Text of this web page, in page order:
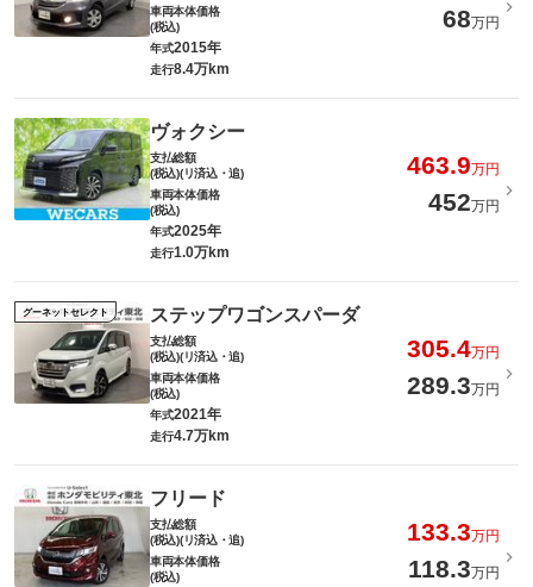
車両本体価格
(税込)
68万円
年式2015年
走行8.4万km
ヴォクシー
支払総額
(税込)(リ済込・追)
463.9万円
車両本体価格
(税込)
452万円
年式2025年
走行1.0万km
グーネットセレクト ステップワゴンスパーダ
支払総額
(税込)(リ済込・追)
305.4万円
車両本体価格
(税込)
289.3万円
年式2021年
走行4.7万km
フリード
支払総額
(税込)(リ済込・追)
133.3万円
車両本体価格
(税込)
118.3万円